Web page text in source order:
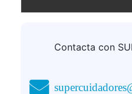
información adicional.
privacidadContacta con